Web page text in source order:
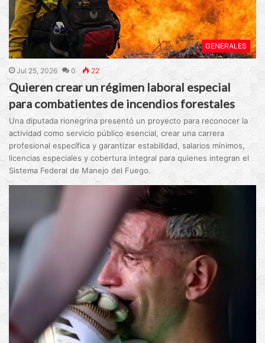
GENERALES
Jul 25, 2026 0 22
Quieren crear un régimen laboral especial
para combatientes de incendios forestales
Una diputada rionegrina presentó un proyecto para reconocer la
actividad como servicio público esencial, crear una carrera
profesional específica y garantizar estabilidad, salarios mínimos,
licencias especiales y cobertura integral para quienes integran el
Sistema Federal de Manejo del Fuego.